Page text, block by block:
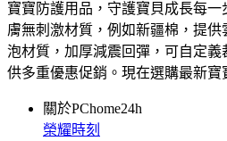
寶寶防護用品，守護寶貝成長每
膚無刺激材質，例如新疆棉，提
泡材質，加厚減震回彈，可自定
供多重優惠促銷。現在選購最新寶
關於PChome24h
榮耀時刻